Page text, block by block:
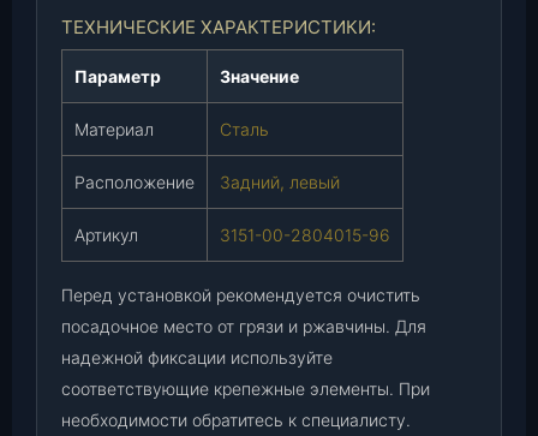
ш
ТЕХНИЧЕСКИЕ ХАРАКТЕРИСТИКИ:
Параметр Значение
Материал Сталь
Расположение Задний, левый
Артикул 3151-00-2804015-96
Перед установкой рекомендуется очистить
посадочное место от грязи и ржавчины. Для
надежной фиксации используйте
соответствующие крепежные элементы. При
необходимости обратитесь к специалисту.